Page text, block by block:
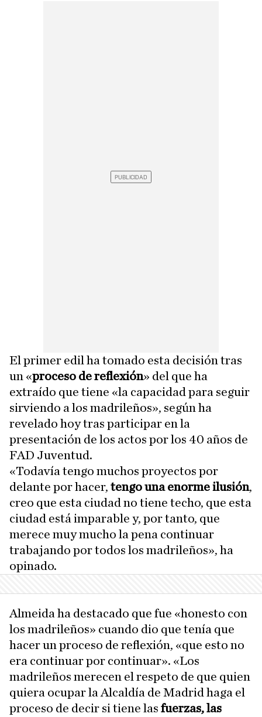
El primer edil ha tomado esta decisión tras
un «proceso de reflexión» del que ha
extraído que tiene «la capacidad para seguir
sirviendo a los madrileños», según ha
revelado hoy tras participar en la
presentación de los actos por los 40 años de
FAD Juventud.
«Todavía tengo muchos proyectos por
delante por hacer, tengo una enorme ilusión,
creo que esta ciudad no tiene techo, que esta
ciudad está imparable y, por tanto, que
merece muy mucho la pena continuar
trabajando por todos los madrileños», ha
opinado.
Almeida ha destacado que fue «honesto con
los madrileños» cuando dio que tenía que
hacer un proceso de reflexión, «que esto no
era continuar por continuar». «Los
madrileños merecen el respeto de que quien
quiera ocupar la Alcaldía de Madrid haga el
proceso de decir si tiene las fuerzas, las